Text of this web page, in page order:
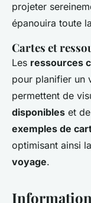
projeter
épanouira toute
Cartes et
Les ressources
pour planifier un
permettent de
disponibles et
exemples de
optimisant ainsi
voyage.